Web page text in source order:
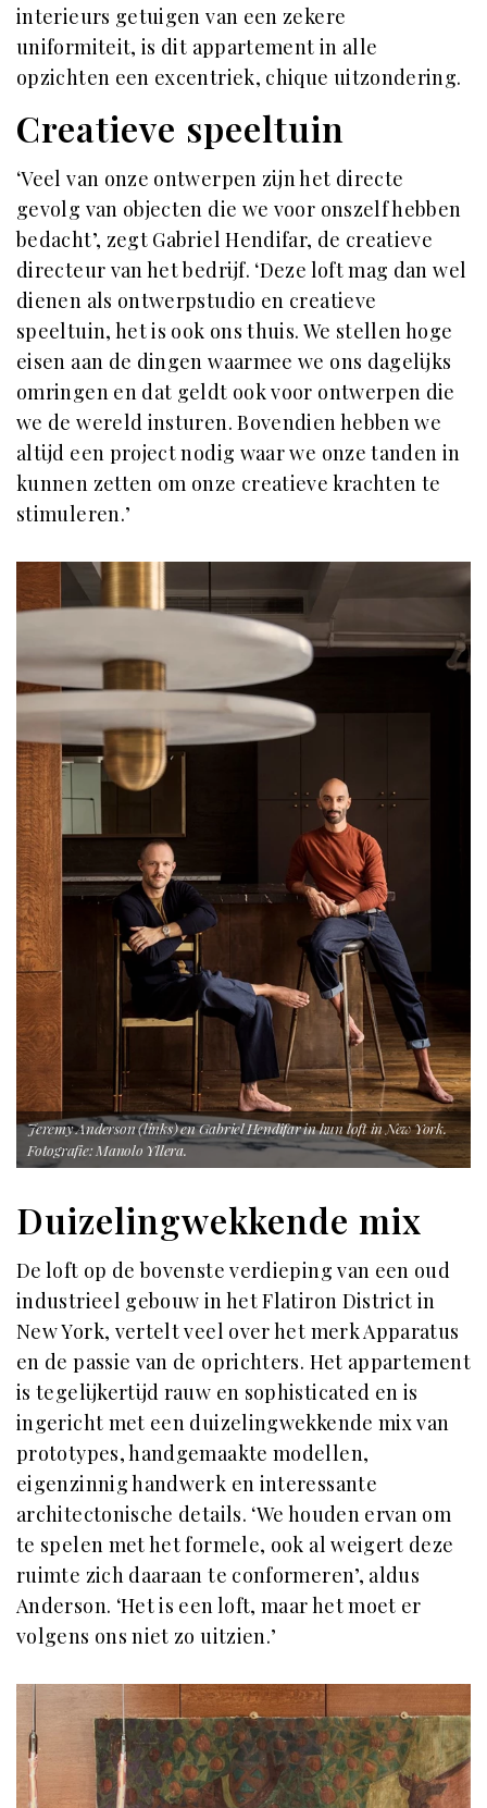
interieurs getuigen van een zekere
uniformiteit, is dit appartement in alle
opzichten een excentriek, chique uitzondering.
Creatieve speeltuin
‘Veel van onze ontwerpen zijn het directe
gevolg van objecten die we voor onszelf hebben
bedacht’, zegt Gabriel Hendifar, de creatieve
directeur van het bedrijf. ‘Deze loft mag dan wel
dienen als ontwerpstudio en creatieve
speeltuin, het is ook ons thuis. We stellen hoge
eisen aan de dingen waarmee we ons dagelijks
omringen en dat geldt ook voor ontwerpen die
we de wereld insturen. Bovendien hebben we
altijd een project nodig waar we onze tanden in
kunnen zetten om onze creatieve krachten te
stimuleren.’
Jeremy Anderson (links) en Gabriel Hendifar in hun loft in New York.
Fotografie: Manolo Yllera.
Duizelingwekkende mix
De loft op de bovenste verdieping van een oud
industrieel gebouw in het Flatiron District in
New York, vertelt veel over het merk Apparatus
en de passie van de oprichters. Het appartement
is tegelijkertijd rauw en sophisticated en is
ingericht met een duizelingwekkende mix van
prototypes, handgemaakte modellen,
eigenzinnig handwerk en interessante
architectonische details. ‘We houden ervan om
te spelen met het formele, ook al weigert deze
ruimte zich daaraan te conformeren’, aldus
Anderson. ‘Het is een loft, maar het moet er
volgens ons niet zo uitzien.’